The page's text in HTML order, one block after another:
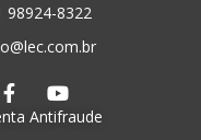
98924-8322
Antifraude